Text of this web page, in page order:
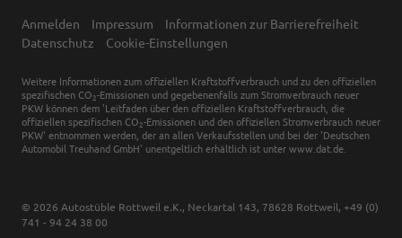
Anmelden Impressum
Informationen zur Barrierefreiheit
Datenschutz
Cookie-Einstellungen
Weitere Informationen zum offiziellen Kraftstoffverbrauch und zu den offiziellen
spezifischen CO 2-Emissionen und gegebenenfalls zum Stromverbrauch neuer
PKW können dem 'Leitfaden über den offiziellen Kraftstoffverbrauch, die
offiziellen spezifischen CO 2-Emissionen und den offiziellen Stromverbrauch neuer
PKW' entnommen werden, der an allen Verkaufsstellen und bei der 'Deutschen
Automobil Treuhand GmbH' unentgeltlich erhältlich ist unter www.dat.de.
© 2026 Autostüble Rottweil e.K., Neckartal 143, 78628 Rottweil, +49 (0)
741 - 94 24 38 00